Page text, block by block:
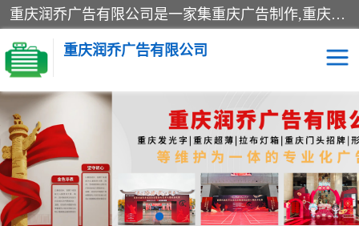
重庆润乔广告有限公司是一家集重庆广告制作,重庆标识标牌,亚克力发光字,led发光字,树脂发光字,超薄灯箱,拉布灯箱,吸塑灯箱,门头招牌,企业形象墙,写真喷绘,x展架,拉网展架,广告展架,条幅,锦旗设计,制作,施工,维护为一体的专业化广告公司.
重庆润乔广告有限公司
招牌类 发光字类
灯箱类 形象墙类
标识标牌类 写真喷绘类